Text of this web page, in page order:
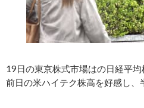
19日の東京株式市場はの日経平均
前日の米ハイテク株高を好感し